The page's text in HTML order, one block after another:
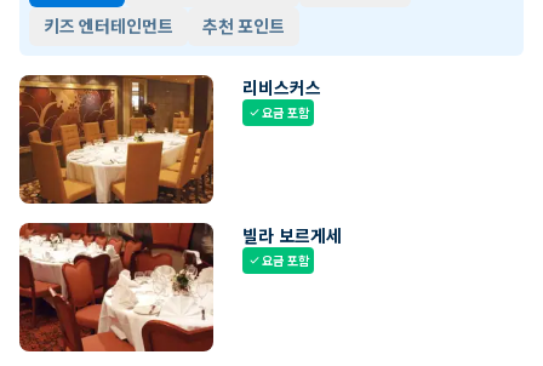
키즈 엔터테인먼트
추천 포인트
리비스커스
check요금 포함
빌라 보르게세
check요금 포함